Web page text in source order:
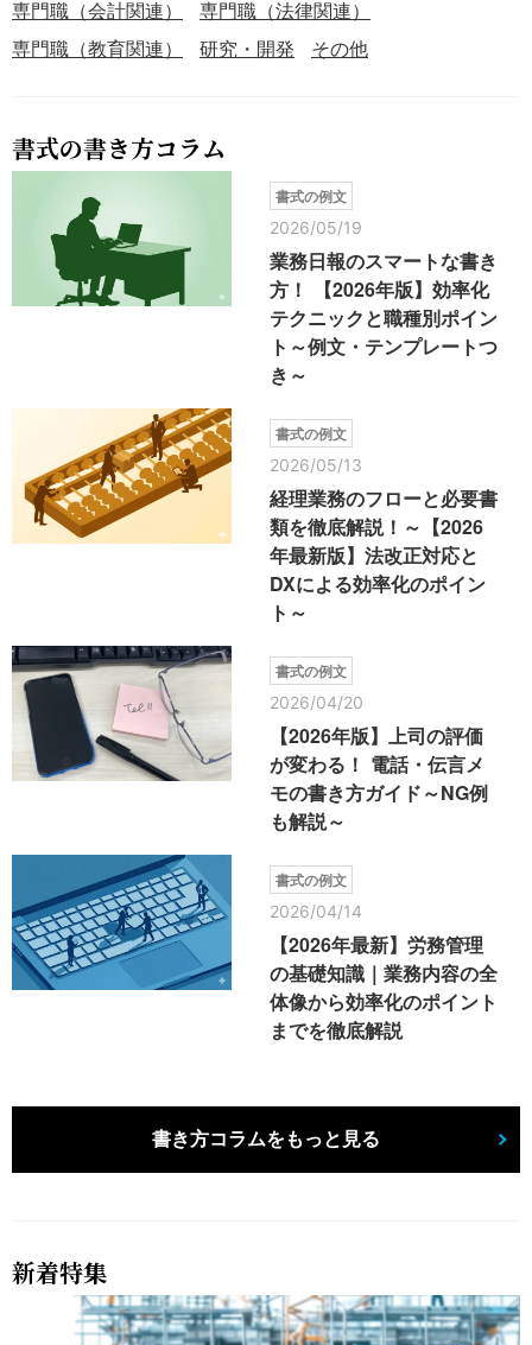
専門職（会計関連）
専門職（法律関連）
専門職（教育関連）
研究・開発 その他
書式の書き方コラム
書式の例文
2026/05/19
業務日報のスマートな書き
方！ 【2026年版】効率化
テクニックと職種別ポイン
ト～例文・テンプレートつ
き～
書式の例文
2026/05/13
経理業務のフローと必要書
類を徹底解説！～【2026
年最新版】法改正対応と
DXによる効率化のポイン
ト～
書式の例文
2026/04/20
【2026年版】上司の評価
が変わる！ 電話・伝言メ
モの書き方ガイド～NG例
も解説～
書式の例文
2026/04/14
【2026年最新】労務管理
の基礎知識｜業務内容の全
体像から効率化のポイント
までを徹底解説
書き方コラムをもっと見る
新着特集